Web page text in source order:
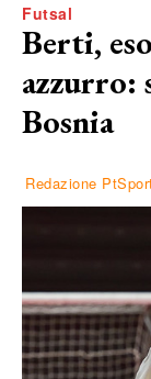
Futsal
Berti,
azzurro:
Bosnia
Redazione